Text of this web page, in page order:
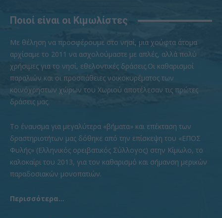
Ποιοί είναι οι Κιμωλίστες
Με θέληση να προσφέρουμε στο νησί, μια χούφτα άτομα
αρχίσαμε το 2011 να ασχολούμαστε με απλές, αλλά πολύ
χρήσιμες για το νησί, εθελοντικές δράσεις.Οι καθαρισμοί
παραλιών και οι προσπάθειες νοικοκυρέματος των
κοινόχρηστων χώρων του Χωριού αποτέλεσαν τις πρώτες
δράσεις μας.
To έναυσμα για μεγαλύτερα «βήματα» και επέκταση των
δραστηριοτήτων μας δόθηκε από την επίσκεψη του «ΕΠΟΣ
Φυλής» (Ελληνικός ορειβατικός Σύλλογος) στην Κίμωλο, το
καλοκαίρι του 2013, για τον καθαρισμό και σήμανση μερικών
παραδοσιακών μονοπατιών.
Περισσότερα...